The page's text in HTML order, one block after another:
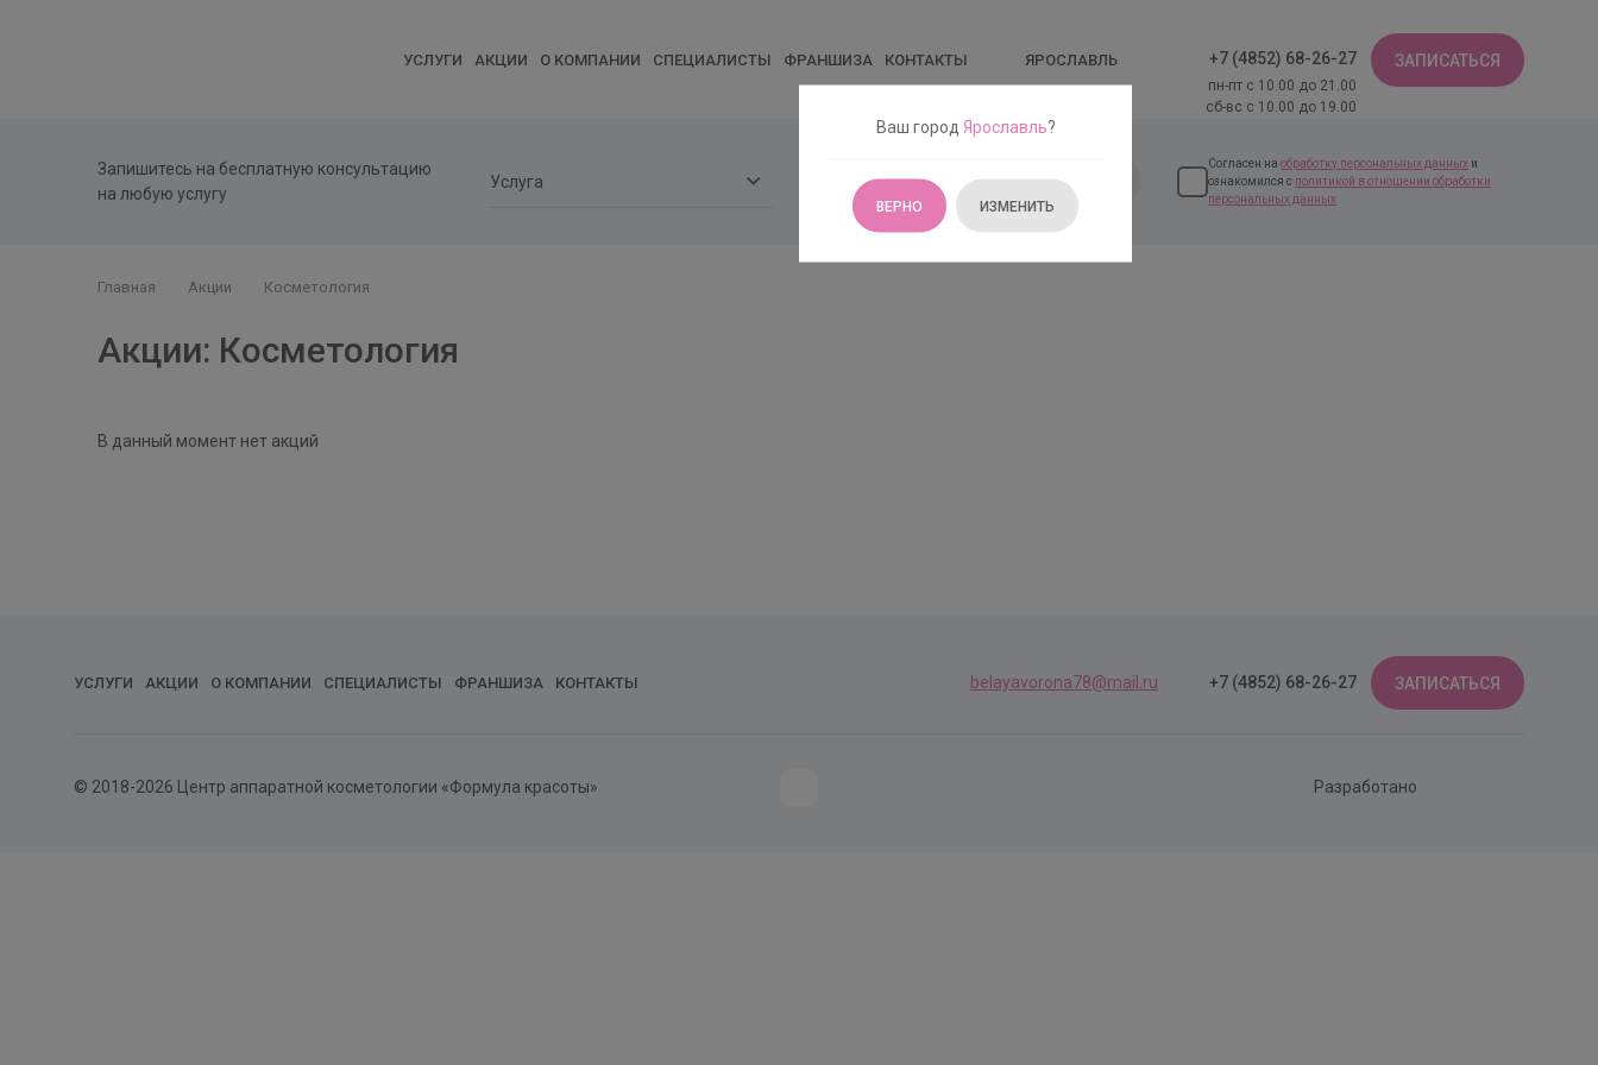
УСЛУГИ АКЦИИ О КОМПАНИИ СПЕЦИАЛИСТЫ ФРАНШИЗА КОНТАКТЫ ЯРОСЛАВЛЬ +7 (4852) 68-26-27
пн-пт с 10.00 до 21.00
сб-вс с 10.00 до 19.00
ЗАПИСАТЬСЯ
Запишитесь на бесплатную консультацию
на любую услугу
Согласен наобработку персональных данных и
ознакомился с политикой в отношении обработки
персональных данных
Главная Акции Косметология
Акции: Косметология
В данный момент нет акций
УСЛУГИ АКЦИИ О КОМПАНИИ СПЕЦИАЛИСТЫ ФРАНШИЗА КОНТАКТЫ belayavorona78@mail.ru +7 (4852) 68-26-27 ЗАПИСАТЬСЯ
© 2018-2026 Центр аппаратной косметологии «Формула красоты» Разработано
Ваш город Ярославль?
ВЕРНО ИЗМЕНИТЬ